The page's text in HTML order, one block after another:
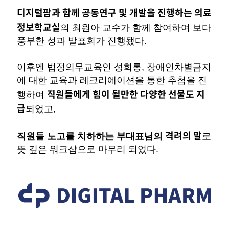
디지털팜과 함께 공동연구 및 개발을 진행하는 의료
정보학교실의 최원아 교수가 함께 참여하여 보다
풍부한 성과 발표회가 진행됐다.
이후엔 법정의무교육인 성희롱, 장애인차별금지
에 대한 교육과 레크리에이션을 통한 추첨을 진
행하여 직원들에게 힘이 될만한 다양한 선물도 지
급되었고,
직원들 노고를 치하하는 부대표님의 격려의 말 로
뜻 깊은 워크샵으로 마무리 되었다.